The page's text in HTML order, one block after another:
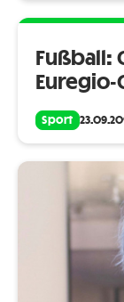
Fußball:
Euregio-
Sport